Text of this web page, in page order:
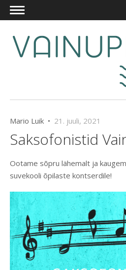
Mario Luik • 21. juuli, 2021
Saksofonistid
Ootame sõpru lähemalt ja
suvekooli õpilaste kontserdile!